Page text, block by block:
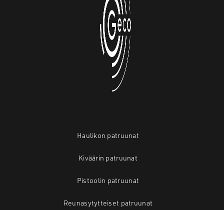
Haulikon patruunat
Kiväärin patruunat
Pistoolin patruunat
Reunasytytteiset patruunat